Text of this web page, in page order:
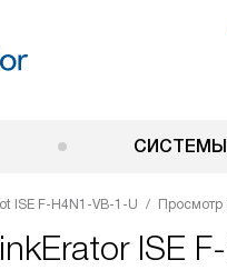
СИСТЕМЫ
ISE F-H4N1-VB-1-U
ISE